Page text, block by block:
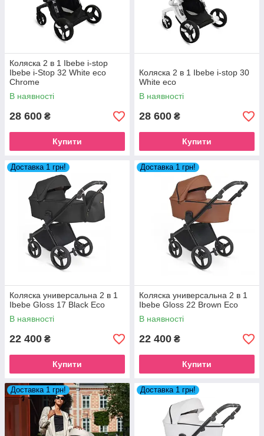
Коляска 2 в 1 Ibebe i-stop
Ibebe i-Stop 32 White eco
Chrome
В наявності
28 600 ₴
Купити
Коляска 2 в 1 Ibebe i-stop 30
White eco
В наявності
28 600 ₴
Купити
Доставка 1 грн!
Коляска универсальна 2 в 1
Ibebe Gloss 17 Black Eco
В наявності
22 400 ₴
Купити
Доставка 1 грн!
Коляска универсальна 2 в 1
Ibebe Gloss 22 Brown Eco
В наявності
22 400 ₴
Купити
Доставка 1 грн! Доставка 1 грн!